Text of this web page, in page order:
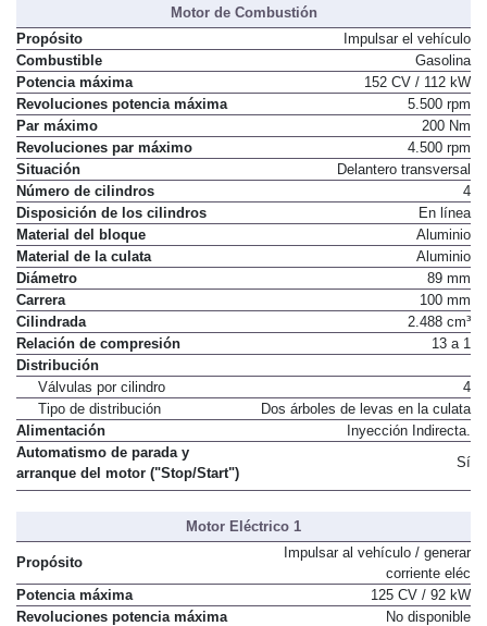
Motor de Combustión
Propósito
Impulsar el vehículo
Combustible
Gasolina
Potencia máxima
152 CV / 112 kW
Revoluciones potencia máxima
5.500 rpm
Par máximo
200 Nm
Revoluciones par máximo
4.500 rpm
Situación
Delantero transversal
Número de cilindros
4
Disposición de los cilindros
En línea
Material del bloque
Aluminio
Material de la culata
Aluminio
Diámetro
89 mm
Carrera
100 mm
Cilindrada
2.488 cm³
Relación de compresión
13 a 1
Distribución
Válvulas por cilindro
4
Tipo de distribución
Dos árboles de levas en la culata
Alimentación
Inyección Indirecta.
Automatismo de parada y
arranque del motor ("Stop/Start")
Sí
Motor Eléctrico 1
Propósito
Impulsar al vehículo / generar
corriente eléc
Potencia máxima
125 CV / 92 kW
Revoluciones potencia máxima
No disponible